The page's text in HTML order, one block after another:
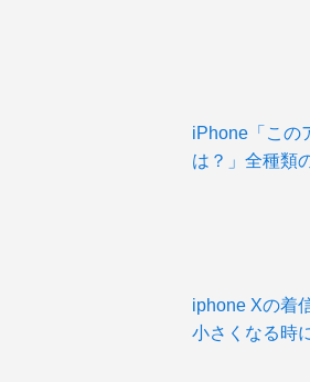
iPhone「この
は？」全種類
iphone Xの着
小さくなる時